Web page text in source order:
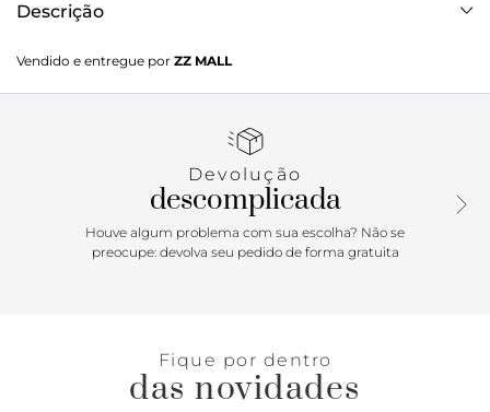
Descrição
O modelo apresenta cabedal em material similar ao couro.
Com nova proposta de design, ela possui uma tira sobre os
traseira e seguindo pelas laterais em tiras que se cruzam
solado rasteiro, emborrachado e levemente tratorado, traz
palmilha anatômica no mesmo tom da papete, com
assinatura Anacapri. Porque Apostar: Um verão Athletic
Edge está chegando. A sandália papete Nina é trendy e
afivelado sobre o peito de pé. De calce simples, o mood
comfy sempre está em alta: a pedida é de mais frescor e
Vendido e entregue por ZZ MALL
Devolução
descomplicada
Houve algum problema com sua escolha? Não se
preocupe: devolva seu pedido de forma gratuita
Fique por dentro
das novidades